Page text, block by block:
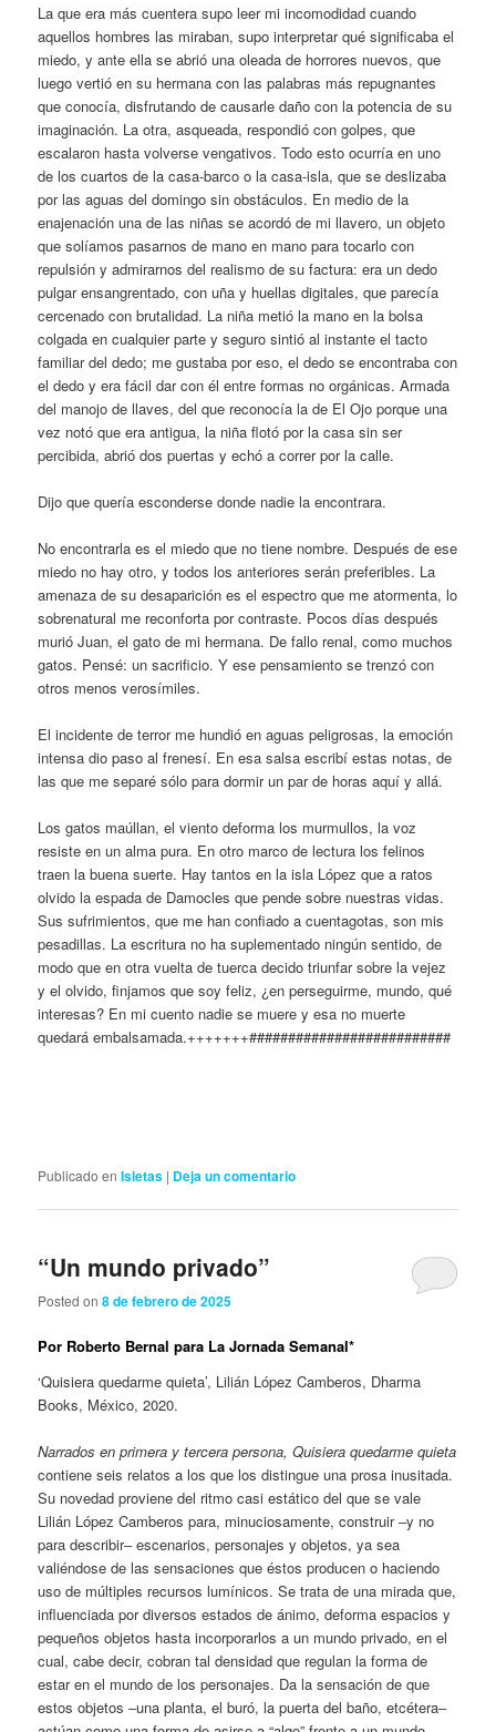
La que era más cuentera supo leer mi incomodidad cuando
aquellos hombres las miraban, supo interpretar qué significaba el
miedo, y ante ella se abrió una oleada de horrores nuevos, que
luego vertió en su hermana con las palabras más repugnantes
que conocía, disfrutando de causarle daño con la potencia de su
imaginación. La otra, asqueada, respondió con golpes, que
escalaron hasta volverse vengativos. Todo esto ocurría en uno
de los cuartos de la casa-barco o la casa-isla, que se deslizaba
por las aguas del domingo sin obstáculos. En medio de la
enajenación una de las niñas se acordó de mi llavero, un objeto
que solíamos pasarnos de mano en mano para tocarlo con
repulsión y admirarnos del realismo de su factura: era un dedo
pulgar ensangrentado, con uña y huellas digitales, que parecía
cercenado con brutalidad. La niña metió la mano en la bolsa
colgada en cualquier parte y seguro sintió al instante el tacto
familiar del dedo; me gustaba por eso, el dedo se encontraba con
el dedo y era fácil dar con él entre formas no orgánicas. Armada
del manojo de llaves, del que reconocía la de El Ojo porque una
vez notó que era antigua, la niña flotó por la casa sin ser
percibida, abrió dos puertas y echó a correr por la calle.
Dijo que quería esconderse donde nadie la encontrara.
No encontrarla es el miedo que no tiene nombre. Después de ese
miedo no hay otro, y todos los anteriores serán preferibles. La
amenaza de su desaparición es el espectro que me atormenta, lo
sobrenatural me reconforta por contraste. Pocos días después
murió Juan, el gato de mi hermana. De fallo renal, como muchos
gatos. Pensé: un sacrificio. Y ese pensamiento se trenzó con
otros menos verosímiles.
El incidente de terror me hundió en aguas peligrosas, la emoción
intensa dio paso al frenesí. En esa salsa escribí estas notas, de
las que me separé sólo para dormir un par de horas aquí y allá.
Los gatos maúllan, el viento deforma los murmullos, la voz
resiste en un alma pura. En otro marco de lectura los felinos
traen la buena suerte. Hay tantos en la isla López que a ratos
olvido la espada de Damocles que pende sobre nuestras vidas.
Sus sufrimientos, que me han confiado a cuentagotas, son mis
pesadillas. La escritura no ha suplementado ningún sentido, de
modo que en otra vuelta de tuerca decido triunfar sobre la vejez
y el olvido, finjamos que soy feliz, ¿en perseguirme, mundo, qué
interesas? En mi cuento nadie se muere y esa no muerte
quedará embalsamada.+++++++##########################
Publicado en Isletas | Deja un comentario
“Un mundo privado”
Posted on8 de febrero de 2025
Por Roberto Bernal para La Jornada Semanal*
‘Quisiera quedarme quieta’, Lilián López Camberos, Dharma
Books, México, 2020.
Narrados en primera y tercera persona, Quisiera quedarme quieta
contiene seis relatos a los que los distingue una prosa inusitada.
Su novedad proviene del ritmo casi estático del que se vale
Lilián López Camberos para, minuciosamente, construir ‒y no
para describir‒ escenarios, personajes y objetos, ya sea
valiéndose de las sensaciones que éstos producen o haciendo
uso de múltiples recursos lumínicos. Se trata de una mirada que,
influenciada por diversos estados de ánimo, deforma espacios y
pequeños objetos hasta incorporarlos a un mundo privado, en el
cual, cabe decir, cobran tal densidad que regulan la forma de
estar en el mundo de los personajes. Da la sensación de que
estos objetos ‒una planta, el buró, la puerta del baño, etcétera‒